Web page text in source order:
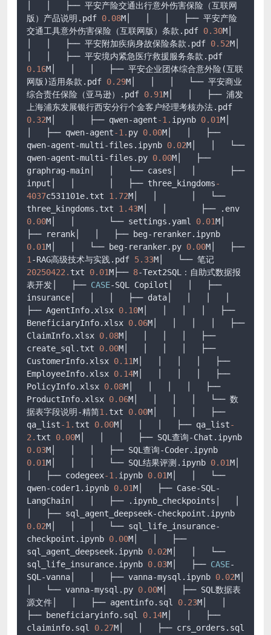
│   │   ├── 平安产险交通出行意外伤害保险（互联网
版）产品说明.pdf 0.08M│   │   │   ├── 平安产险
交通工具意外伤害保险（互联网版）条款.pdf 0.30M│
│   │   ├── 平安附加疾病身故保险条款.pdf 0.52M│
0.16M│   │   │   ├── 平安企业团体综合意外险(互联
网版)适用条款.pdf 0.29M│   │   │   └── 平安商业
综合责任保险（亚马逊）.pdf 0.91M│   │   ├── 浦发
0.32M│   │   ├── qwen-agent-1. ipynb 0.01M│
│   ├── qwen-agent-1. py 0.00M│   │   ├──
qwen-agent-multi-files.ipynb 0.02M│   │   └──
qwen-agent-multi-files.py 0.00M│   ├──
graphrag-main│   │   └── cases│   │       ├──
input│   │       │   ├── three_kingdoms-
4037c531101e.txt 1.72M│   │       │   └──
three_kingdoms.txt 1.43
0.00M│   │       └── settings.yaml 0.01M│
0.01M│   │   └── beg-reranker.py 0.00
M│   ├──
1-RAG高级技术与实践.pdf 5.33M│   └── 笔记
20250422. txt 0.01M├── 8-Text2SQL：自助式数据报
表开发│   ├── CASE-SQL Copilot│   │   ├──
insurance│   │   │   ├── data│   │   │   │
├── AgentInfo.xlsx 0.10M│   │   │   │   ├──
BeneficiaryInfo.xlsx 0.06M│   │   │   │   ├──
ClaimInfo.xlsx 0.08M│   │   │   │   ├──
create_sql.txt 0.00M│   │   │   │   ├──
CustomerInfo.xlsx 0.11M│   │   │   │   ├──
EmployeeInfo.xlsx 0.14M│   │   │   │   ├──
PolicyInfo.xlsx 0.08M│   │   │   │   ├──
ProductInfo.xlsx 0.06M│   │   │   │   └── 数
据表字段说明-精简1. txt 0.00M│   │   │   ├──
qa_list-1. txt 0.00M│   │   │   ├── qa_list-
2. txt 0.00
0.03
0.01M│   │   │   └── SQL结果评测.ipynb 0.01M│
│   ├── codegeex-1. ipynb 0.01M│   │   └──
qwen-coder1.ipynb 0.01M│   ├── Case-SQL-
LangChain│   │   ├── .ipynb_checkpoints│   │
0.02M│   │   │   └── sql_life_insurance-
checkpoint.ipynb 0.00M│   │   ├──
sql_agent_deepseek.ipynb 0.02M│   │   └──
sql_life_insurance.ipynb 0.03M│   ├── CASE-
SQL-vanna│   │   ├── vanna-mysql.ipynb 0.02M│
│   └── vanna-mysql.py 0.00M│   ├── SQL数据表
源文件│   │   ├── agentinfo.sql 0.23M│   │
├── beneficiaryinfo.sql 0.14M│   │   ├──
claiminfo.sql 0.27